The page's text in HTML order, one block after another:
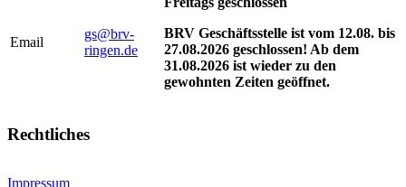
Email
gs@brv-
ringen.de
BRV Geschäftsstelle ist vom 12.08. bis
27.08.2026 geschlossen! Ab dem
31.08.2026 ist wieder zu den
gewohnten Zeiten geöffnet.
Rechtliches
Impressum